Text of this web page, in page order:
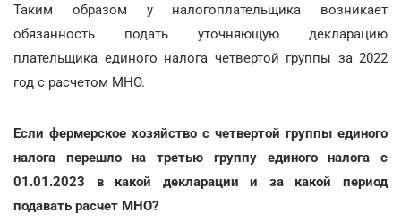
Таким образом у налогоплательщика возникает
обязанность подать уточняющую декларацию
плательщика единого налога четвертой группы за 2022
год с расчетом МНО.
Если фермерское хозяйство с четвертой группы единого
налога перешло на третью группу единого налога с
01.01.2023 в какой декларации и за какой период
подавать расчет МНО?